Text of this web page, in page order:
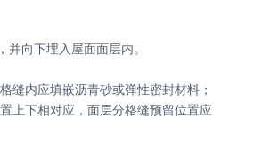
向下埋入屋面面层内。
缝内应填嵌沥青砂或弹性密封材料；
上下相对应，面层分格缝预留位置应